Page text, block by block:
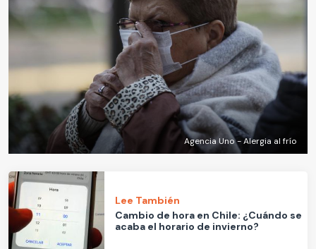
Agencia Uno - Alergia al frío
Lee También
Cambio de hora en Chile: ¿Cuándo se
acaba el horario de invierno?